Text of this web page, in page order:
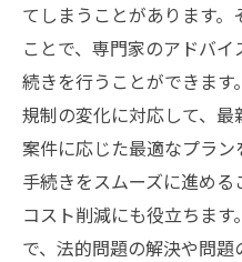
てしまうことがあります
ことで、専門家のアドバ
続きを行うことができま
規制の変化に対応して、最
案件に応じた最適なプラ
手続きをスムーズに進め
コスト削減にも役立ちま
で、法的問題の解決や問